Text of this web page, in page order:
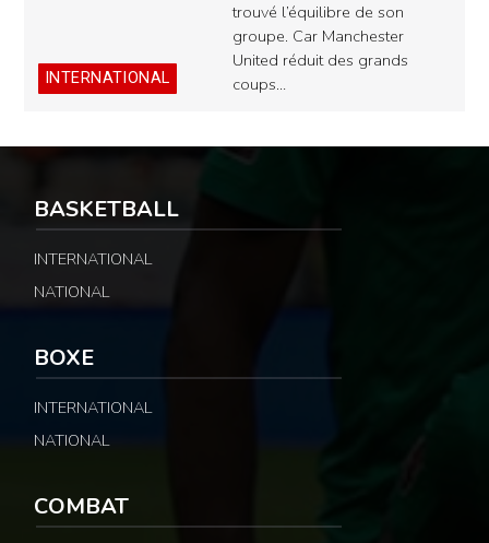
INTERNATIONAL
trouvé l’équilibre de son
groupe. Car Manchester
United réduit des grands
coups…
BASKETBALL
INTERNATIONAL
NATIONAL
BOXE
INTERNATIONAL
NATIONAL
COMBAT